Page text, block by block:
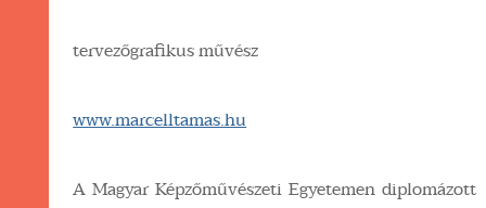
tervezőgrafikus művész
www.marcelltamas.hu
A Magyar Képzőművészeti Egyetemen diplomázott